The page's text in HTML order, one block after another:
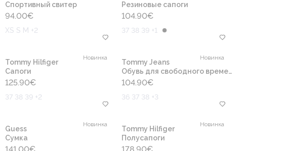
Cпортивный свитер
94.00€
XS S M +2
Резиновые сапоги
104.90€
37 38 39 +1
Новинка
Tommy Hilfiger
Сапоги
125.90€
37 38 39 +2
Новинка
Tommy Jeans
Обувь для свободного времени
104.90€
36 37 38 +3
Новинка
Guess
Сумка
Новинка
Tommy Hilfiger
Полусапоги